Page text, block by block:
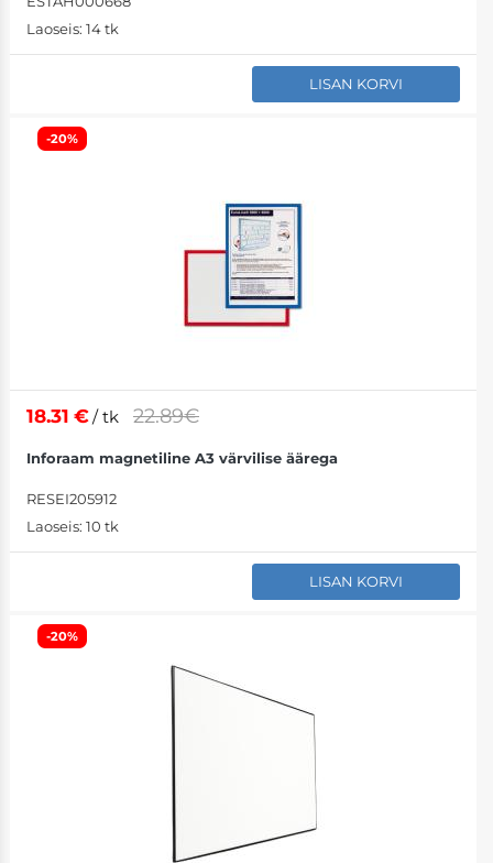
Laoseis: 14 tk
LISAN KORVI
-20%
18.31 €/ tk 22.89€
Inforaam magnetiline A3 värvilise äärega
RESEI205912
Laoseis: 10 tk
LISAN KORVI
-20%